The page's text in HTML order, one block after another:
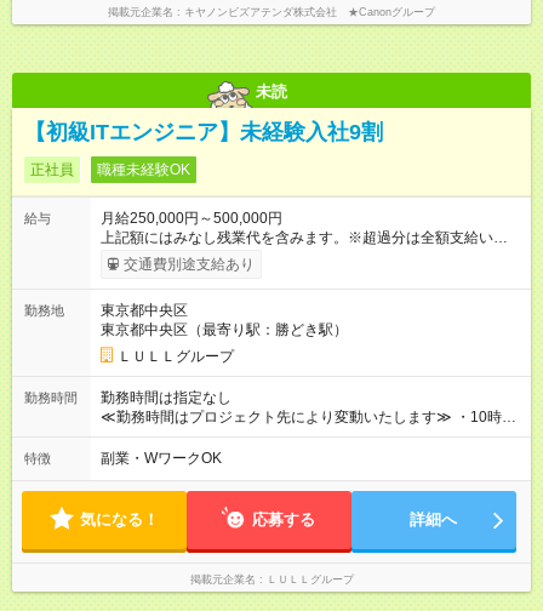
掲載元企業名 キヤノンビズアテンダ株式会社 ★Canonグループ
未読
【初級ITエンジニア】未経験入社9割
正社員 職種未経験OK
給与
月給250,000円～500,000円
上記額にはみなし残業代を含みます。※超過分は全額支給いたし
ます。 みなし残業代 21,675円／月 みなし残業時間 12時間／月 -
------------------------------------------------------- ≪経験者の方は以下と
万円～＋業績賞与＋交通費＋各種手当 ※固定残業代（30時間/6
万6，610円分）を含む。超過分は追加支給いたします 能力やス
キルを考慮し初任給を決定。経験者の方は前給考慮も可能で
す！ ◎昇給年1回（研修終了後） ◎賞与年2回（2月・8月）＋業
績賞与あり ◤スキルアップも、収入アップも。◢ 入社後の成長
や頑張りは、しっかり給与で還元しています。 実際にほぼ全員
上アップした社員も。 エンジニアへの還元率は業界高水準の
87％。 スキルを磨いた分だけ、収入アップも目指せる環境で
す！ 【試用期間】試用期間あり 試用期間の長さ：6ヶ月 ※ 雇用
形態と給与に、本採用時と異なる部分があります。 雇用形態：
中途採用（契約社員） 給与：月給 230,000円以上 上記額にはみ
なし残業代を含みます。※超過分は全額支給いたします。 みな
別途支給いたします ※研修期間中（最大12ヶ月間）も、試用期
交通費別途支給あり
勤務地
東京都中央区
東京都中央区（最寄り駅：勝どき駅）
ＬＵＬＬグループ
勤務時間
勤務時間は指定なし
≪勤務時間はプロジェクト先により変動いたします≫ ・10時00
分～19時00分（休憩1時間） ・9時00分～18時00分（休憩1時
間） ＼平日夜も、ちゃんと「自分時間」がつくれます／ 残業は
やサウナなど、 趣味の時間を楽しむ社員も多くいます◎
特徴 副業・WワークOK
気になる！ 応募する 詳細へ
掲載元企業名 ＬＵＬＬグループ